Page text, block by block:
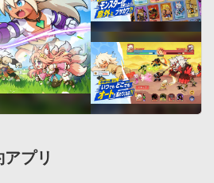
には完全な夜モードとなります。
後、「探索開始」か「設定」(※2)の
探索開始」すると今いる場所の近辺
・過去の交通取締まり情報の探索を
分けされたマーカーにより表示さ
プリ